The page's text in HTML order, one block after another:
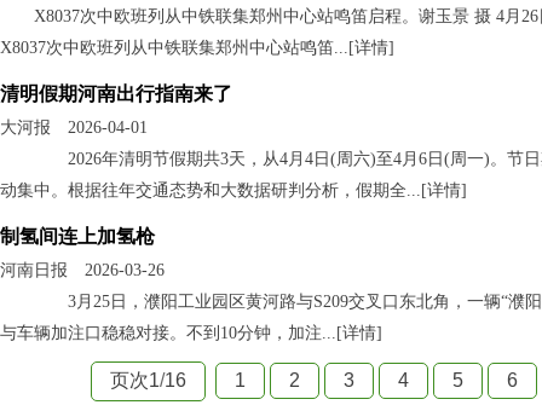
X8037次中欧班列从中铁联集郑州中心站鸣笛启程。谢玉景 摄 4月
X8037次中欧班列从中铁联集郑州中心站鸣笛...[详情]
清明假期河南出行指南来了
大河报 2026-04-01
2026年清明节假期共3天，从4月4日(周六)至4月6日(周一)。节
动集中。根据往年交通态势和大数据研判分析，假期全...[详情]
制氢间连上加氢枪
河南日报 2026-03-26
3月25日，濮阳工业园区黄河路与S209交叉口东北角，一辆“濮
与车辆加注口稳稳对接。不到10分钟，加注...[详情]
页次1/16 1 2 3 4 5 6